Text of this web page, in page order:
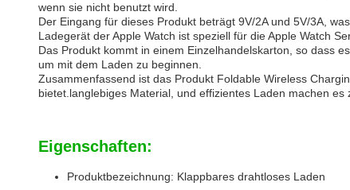
wenn sie nicht benutzt wird.
Der Eingang für dieses Produkt beträgt 9V/2A und 5V/3A,
Ladegerät der Apple Watch ist speziell für die Apple Watch
Das Produkt kommt in einem Einzelhandelskarton, so dass
um mit dem Laden zu beginnen.
Zusammenfassend ist das Produkt Foldable Wireless
bietet.langlebiges Material, und effizientes Laden machen
Eigenschaften:
Produktbezeichnung: Klappbares drahtloses Laden